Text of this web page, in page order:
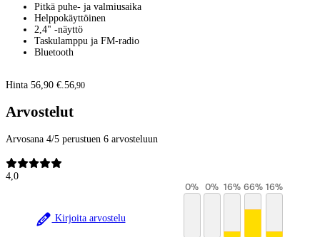
Pitkä puhe- ja valmiusaika
Helppokäyttöinen
2,4" -näyttö
Taskulamppu ja FM-radio
Bluetooth
Hinta 56,90 €. 56,90
Arvostelut
Arvosana 4/5 perustuen 6 arvosteluun
4,0
Kirjoita arvostelu
0% 0% 16% 66% 16%